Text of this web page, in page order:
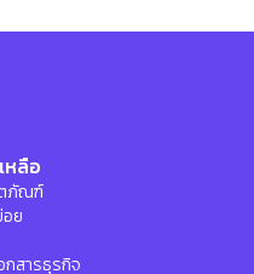
หลือ
ภัณฑ์
ย
กสารธุรกิจ